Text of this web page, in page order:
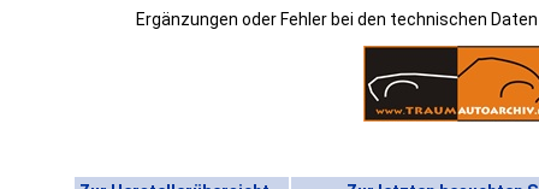
Ergänzungen oder Fehler bei den technischen